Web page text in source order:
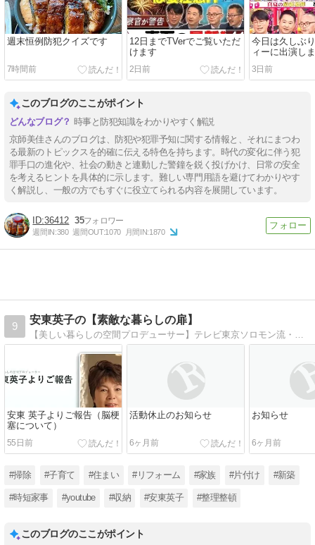
週末恒例防犯クイズです
7時間前
12日までTVerでご覧いただ
けます
2日前
今日は久しぶ
ィーに出演し
3日前
このブログのここがポイント
時事と防犯知識をわかりやすく解説
京師美佳さんのブログは、防犯や犯罪予知に関する情報と、それにまつわ
る最新のトピックスを的確に伝える特色を持ちます。時代の変化に伴う犯
罪手口の進化や、社会の動きと連動した警鐘を鋭く投げかけ、日常の安全
を考えるヒントを具体的に示します。難しい専門用語を避けてわかりやす
く解説し、一般の方でもすぐに役立てられる内容を展開しています。
36412 35
週間IN:380 週間OUT:1070 月間IN:1870
9
安東英子の【素敵な暮らしの扉】
【美しい暮らしの空間プロデューサー】テレビ東京ソロモン流・日曜ビッグバラエティ、テレビ朝日ワイド!スクランブル他、テレビ出演は１００回を越え、多くの方の収納の悩みを解決。YouTubeチャンネルを開設し、2020年3月から動画配信スタート。
安東 英子よりご報告（脳梗
塞について）
55日前
活動休止のお知らせ
6ヶ月前
お知らせ
6ヶ月前
#掃除 #子育て #住まい #リフォーム #家族 #片付け #新築
#時短家事 #youtube #収納 #安東英子 #整理整頓
このブログのここがポイント